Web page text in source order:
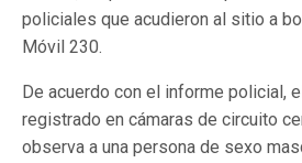
policiales que acudieron al sitio a
Móvil 230.
De acuerdo con el informe policial,
registrado en cámaras de circuito
observa a una persona de sexo